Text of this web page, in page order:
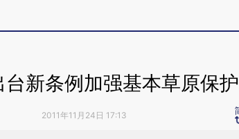
台新条例加强基本草原保护
2011年11月24日 17:13